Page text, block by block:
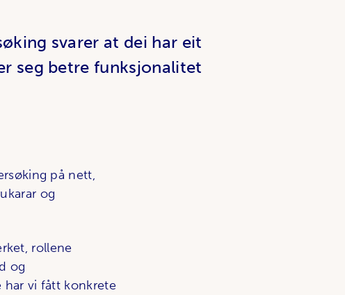
svarer at dei har eit
seg betre funksjonalitet
på nett,
og
rollene
og
har vi fått konkrete